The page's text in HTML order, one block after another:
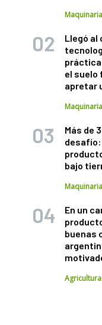
Llegó al
práctica
el suelo
apretar
Más de
desafío:
bajo
En un
buenas
Agricultura